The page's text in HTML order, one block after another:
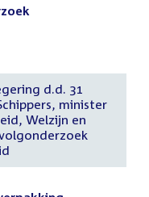
d.d. 31
minister
Welzijn en